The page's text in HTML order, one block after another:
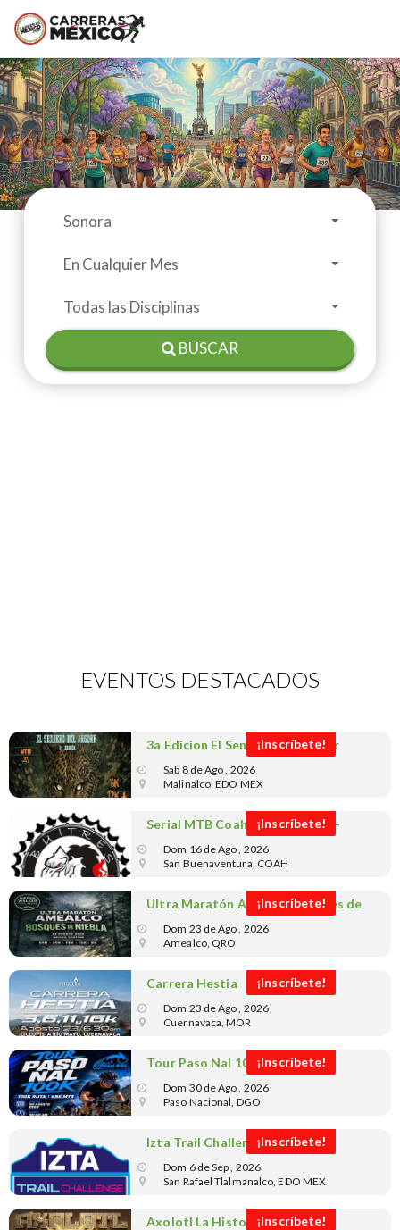
BUSCAR
EVENTOS DESTACADOS
3a Edicion El Sendero del Jaguar
¡Inscríbete!
Sab 8 de Ago , 2026
Malinalco, EDO MEX
Serial MTB Coahuila - 7a Etapa -
BUITRES
¡Inscríbete!
Dom 16 de Ago , 2026
San Buenaventura, COAH
Ultra Maratón Amealco Bosques de
Niebla Green Walker Trail Series
¡Inscríbete!
Dom 23 de Ago , 2026
Amealco, QRO
Carrera Hestia ¡Inscríbete!
Dom 23 de Ago , 2026
Cuernavaca, MOR
Tour Paso Nal 100k¡Inscríbete!
Dom 30 de Ago , 2026
Paso Nacional, DGO
Izta Trail Challenge¡Inscríbete!
Dom 6 de Sep , 2026
San Rafael Tlalmanalco, EDO MEX
Axolotl La Historia La Carrera
¡Inscríbete!